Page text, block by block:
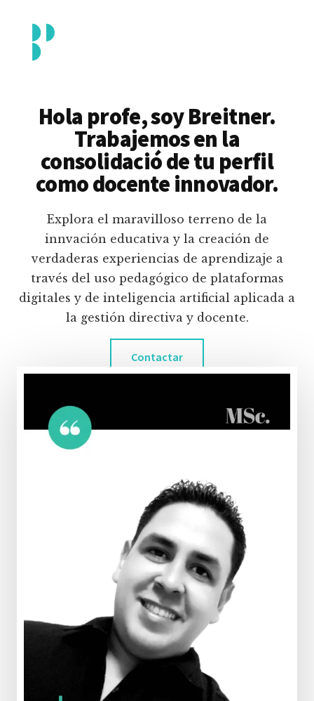
contenido
principal
menu
Piedrahita
docente
pedagógico
educativas
digitales
inteligencia
artificial.
Hola profe, soy Breitner.
Trabajemos en la
consolidació de tu perfil
como docente innovador.
Explora el maravilloso terreno de la
innvación educativa y la creación de
verdaderas experiencias de aprendizaje a
través del uso pedagógico de plataformas
digitales y de inteligencia artificial aplicada a
la gestión directiva y docente.
Contactar